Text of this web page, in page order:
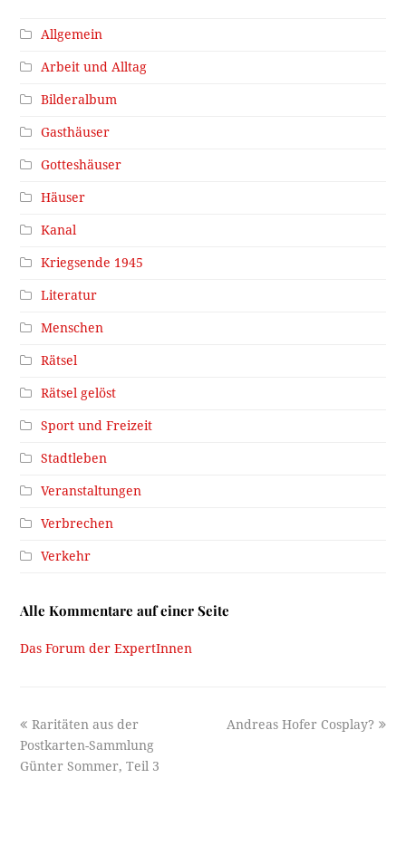
Allgemein
Arbeit und Alltag
Bilderalbum
Gasthäuser
Gotteshäuser
Häuser
Kanal
Kriegsende 1945
Literatur
Menschen
Rätsel
Rätsel gelöst
Sport und Freizeit
Stadtleben
Veranstaltungen
Verbrechen
Verkehr
Alle Kommentare auf einer Seite
Das Forum der ExpertInnen
previous
post:
Raritäten aus der
Postkarten-Sammlung
Günter Sommer, Teil 3
next
Andreas Hofer Cosplay?